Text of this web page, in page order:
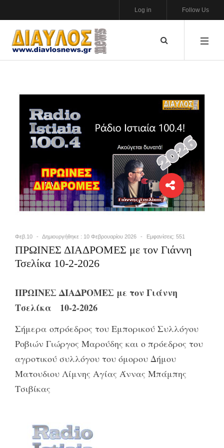
Follow Us
Log in
Φεβ.10 Δημιουργήθηκε : 10 Φεβρουαρίου 2026 Εμφανίσεις: 551
ΠΡΩΙΝΕΣ ΔΙΑΔΡΟΜΕΣ με τον Γιάννη
Τσελίκα 10-2-2026
ΠΡΩΙΝΕΣ ΔΙΑΔΡΟΜΕΣ με τον Γιάννη
Τσελίκα 10-2-2026
Σήμερα οπρόεδρος του Εμπορικού Συλλόγου
Ροβιών Γιώργος Μαρούδης και ο πρόεδρος του
αγροτικού συλλόγου του όμορου Δήμου
Ματουδιου Λίμνης Αγίας Άννας Μπάμπης
Τσιβίκας